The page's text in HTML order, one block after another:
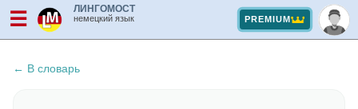
☰ ЛИНГОМОСТ
немецкий язык PREMIUM
← В словарь